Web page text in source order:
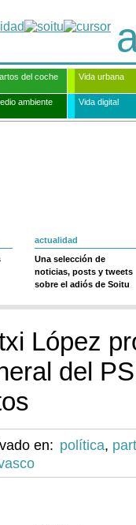
del coche Vida urbana
ambiente Vida digital
actualidad
Una selección de
noticias, posts y tweets
sobre el adiós de Soitu
López
del
en: política,